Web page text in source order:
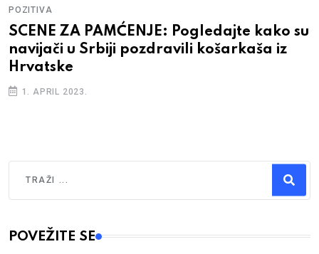
POZITIVA
SCENE ZA PAMĆENJE: Pogledajte kako su
navijači u Srbiji pozdravili košarkaša iz
Hrvatske
1. APRIL 2023.
Type 2 or more characters for results.
POVEŽITE SE